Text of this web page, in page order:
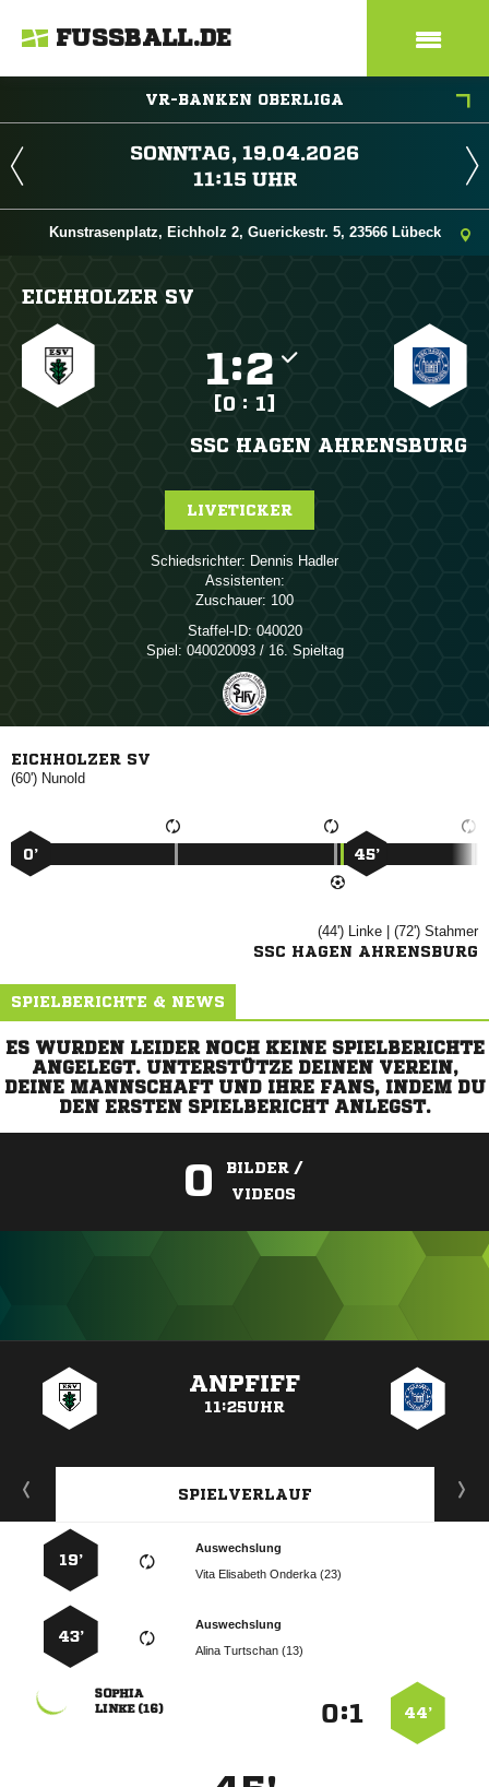
FUSSBALL.DE
VR-BANKEN OBERLIGA
 
 
Kunstrasenplatz, Eichholz 2, Guerickestr. 5, 23566 Lübeck
EICHHOLZER SV
:
[0 : 1]
SSC HAGEN AHRENSBURG
LIVETICKER
Schiedsrichter:  
Assistenten:
Zuschauer: 100
Staffel-ID: 040020
Spiel: 040020093 / 16. Spieltag
EICHHOLZER SV
(60') 
0’ 45’
(44')  | (72') 
SSC HAGEN AHRENSBURG
SPIELBERICHTE & NEWS
ES WURDEN LEIDER NOCH KEINE SPIELBERICHTE
ANGELEGT. UNTERSTÜTZE DEINEN VEREIN,
DEINE MANNSCHAFT UND IHRE FANS, INDEM DU
DEN ERSTEN SPIELBERICHT ANLEGST.
0
BILDER /
VIDEOS
ANPFIFF
11:25UHR
SPIELVERLAUF
Auswechslung
   
19’
Auswechslung
  
43’
44’
:

 